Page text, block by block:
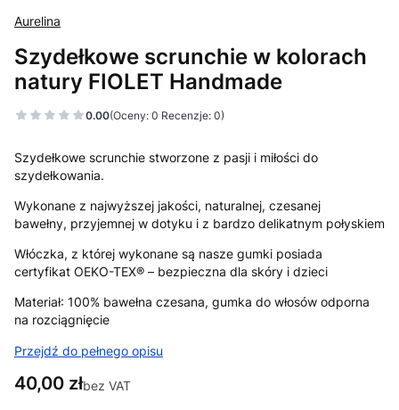
Aurelina
Szydełkowe scrunchie w kolorach
natury FIOLET Handmade
0.00(Oceny: 0 Recenzje: 0)
Szydełkowe scrunchie stworzone z pasji i miłości do
szydełkowania.
Wykonane z najwyższej jakości, naturalnej, czesanej
bawełny, przyjemnej w dotyku i z bardzo delikatnym połyskiem
Włóczka, z której wykonane są nasze gumki posiada
certyfikat OEKO-TEX® – bezpieczna dla skóry i dzieci
Materiał: 100% bawełna czesana, gumka do włosów odporna
na rozciągnięcie
Przejdź do pełnego opisu
Cena
40,00 złbez VAT